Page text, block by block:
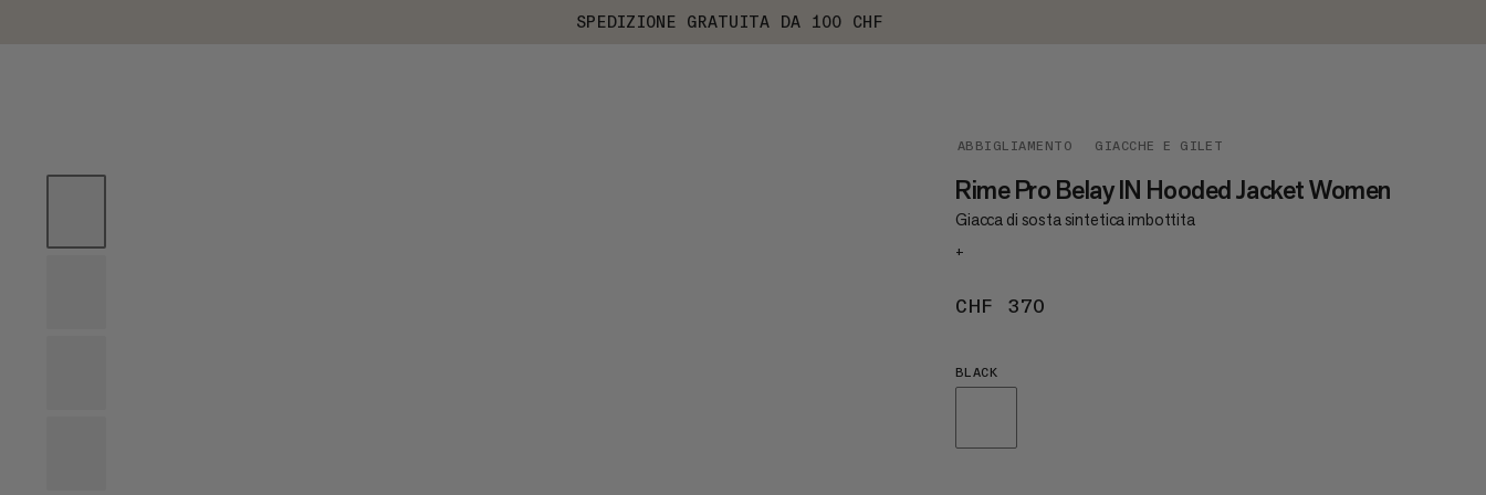
SPEDIZIONE GRATUITA DA 100 CHF
ABBIGLIAMENTO GIACCHE E GILET
Rime Pro Belay IN Hooded Jacket Women
Giacca di sosta sintetica imbottita
+
CHF 370
BLACK